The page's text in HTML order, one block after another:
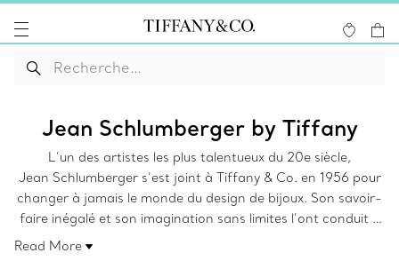
Jean Schlumberger by Tiffany
L’un des artistes les plus talentueux du 20e siècle,
Jean Schlumberger s’est joint à Tiffany & Co. en 1956 pour
changer à jamais le monde du design de bijoux. Son savoir-
faire inégalé et son imagination sans limites l’ont conduit à
transformer la flore, la faune et même le tissu en créations
Read More